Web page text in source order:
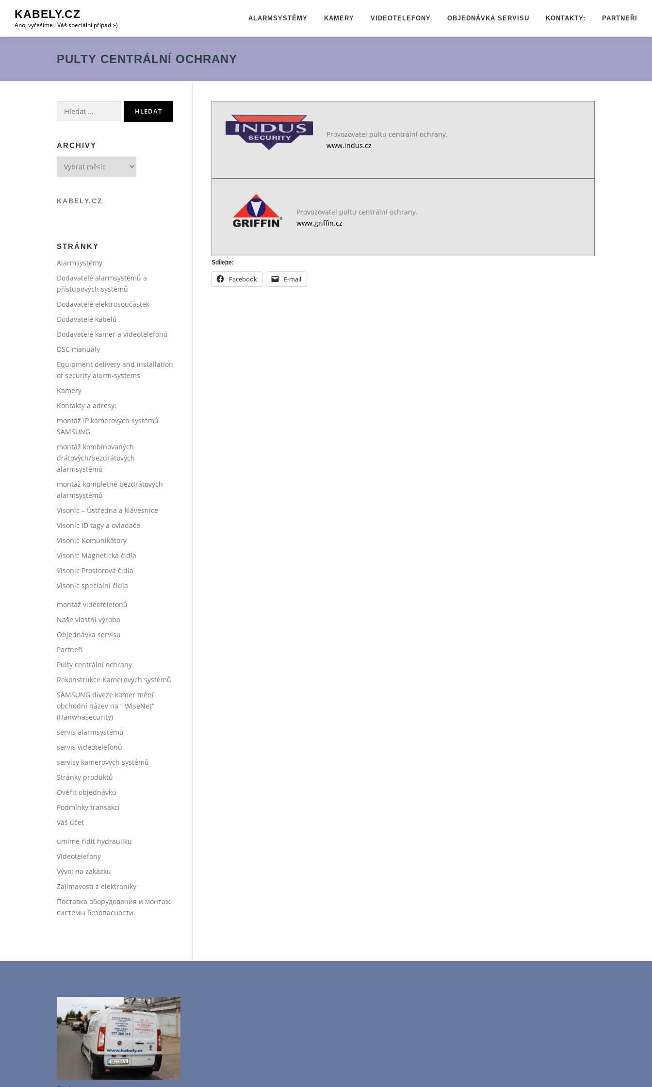
obsah
KABELY.CZ
Ano, vyřešíme i Váš speciální případ :-)
ALARMSYSTÉMY KAMERY VIDEOTELEFONY OBJEDNÁVKA SERVISU KONTAKTY: PARTNEŘI
PULTY CENTRÁLNÍ OCHRANY
Provozovatel pultu centrální ochrany.
www.indus.cz
Provozovatel pultu centrální ochrany.
www.griffin.cz
Sdílejte:
Facebook E-mail
Vyhledávání
ARCHIVY
KABELY.CZ
STRÁNKY
Alarmsystémy
Dodavatelé alarmsystémů a
přístupových systémů
Dodavatelé elektrosoučástek
Dodavatelé kabelů
Dodavatelé kamer a videotelefonů
DSC manuály
Equipment delivery and installation
of security alarm-systems
Kamery
Kontakty a adresy:
montáž IP kamerových systémů
SAMSUNG
montáž kombinovaných
drátových/bezdrátových
alarmsystémů
montáž kompletně bezdrátových
alarmsystémů
Visonic – Ústředna a klávesnice
Visonic ID tagy a ovladače
Visonic Komunikátory
Visonic Magnetická čidla
Visonic Prostorová čidla
Visonic specialní čidla
montáž videotelefonů
Naše vlastní výroba
Objednávka servisu
Partneři
Pulty centrální ochrany
Rekonstrukce Kamerových systémů
SAMSUNG diveze kamer mění
obchodní název na “ WiseNet“
(Hanwhasecurity)
servis alarmsystémů
servis videotelefonů
servisy kamerových systémů
Stránky produktů
Ověřit objednávku
Podmínky transakcí
Váš účet
umíme řídit hydrauliku
Videotelefony
Vývoj na zakázku
Zajímavosti z elektroniky
Поставка оборудования и монтаж
системы безопасности